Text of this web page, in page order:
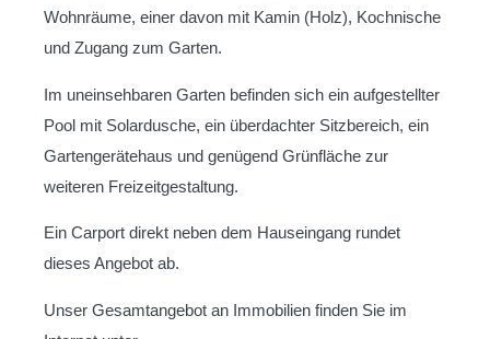
Wohnräume, einer davon mit Kamin (Holz), Kochnische
und Zugang zum Garten.
Im uneinsehbaren Garten befinden sich ein aufgestellter
Pool mit Solardusche, ein überdachter Sitzbereich, ein
Gartengerätehaus und genügend Grünfläche zur
weiteren Freizeitgestaltung.
Ein Carport direkt neben dem Hauseingang rundet
dieses Angebot ab.
Unser Gesamtangebot an Immobilien finden Sie im